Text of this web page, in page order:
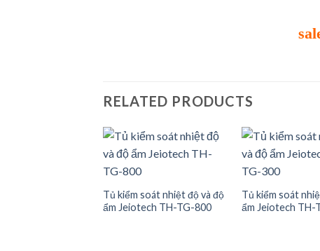
RELATED PRODUCTS
Add to
wishlist
Tủ kiểm soát nhiệt độ và độ
ẩm Jeiotech TH-TG-800
Tủ kiểm soát
ẩm Jeiotech TH-